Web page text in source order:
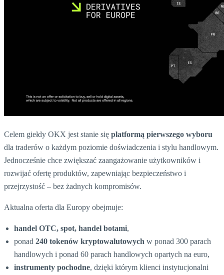
Celem giełdy OKX jest stanie się platformą pierwszego wyboru
dla traderów o każdym poziomie doświadczenia i stylu handlowym.
Jednocześnie chce zwiększać zaangażowanie użytkowników i
rozwijać ofertę produktów, zapewniając bezpieczeństwo i
przejrzystość – bez żadnych kompromisów.
Aktualna oferta dla Europy obejmuje:
handel OTC, spot, handel botami,
ponad 240 tokenów kryptowalutowych w ponad 300 parach
handlowych i ponad 60 parach handlowych opartych na euro,
instrumenty pochodne, dzięki którym klienci instytucjonalni